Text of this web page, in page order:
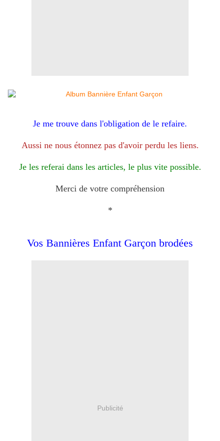
Je me trouve dans l'obligation de le refaire.
Aussi ne nous étonnez pas d'avoir perdu les liens.
Je les referai dans les articles, le plus vite possible.
Merci de votre compréhension
*
Vos Bannières Enfant Garçon brodées
Publicité